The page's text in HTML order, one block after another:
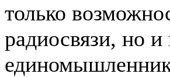
только
радиосвязи, но